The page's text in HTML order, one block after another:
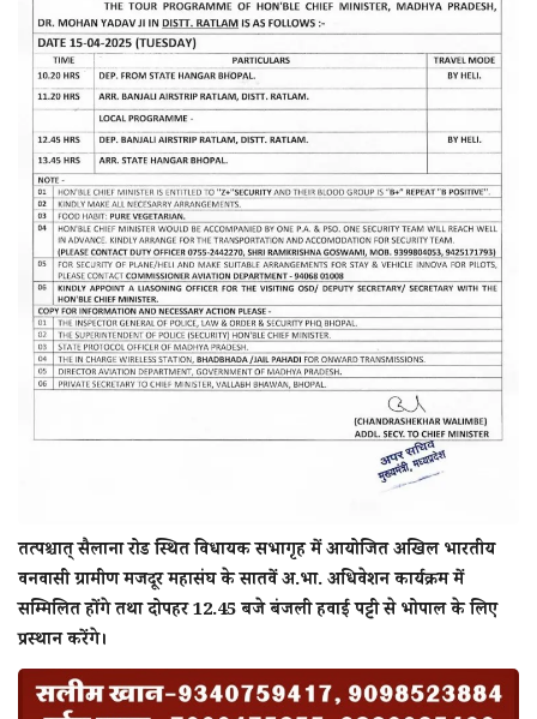
तत्पश्चात् सैलाना रोड स्थित विधायक सभागृह में आयोजित अखिल भारतीय
वनवासी ग्रामीण मजदूर महासंघ के सातवें अ.भा. अधिवेशन कार्यक्रम में
सम्मिलित होंगे तथा दोपहर 12.45 बजे बंजली हवाई पट्टी से भोपाल के लिए
प्रस्थान करेंगे।